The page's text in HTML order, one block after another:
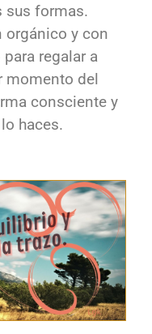
sus formas.
orgánico y con
regalar a
momento del
consciente y
haces.